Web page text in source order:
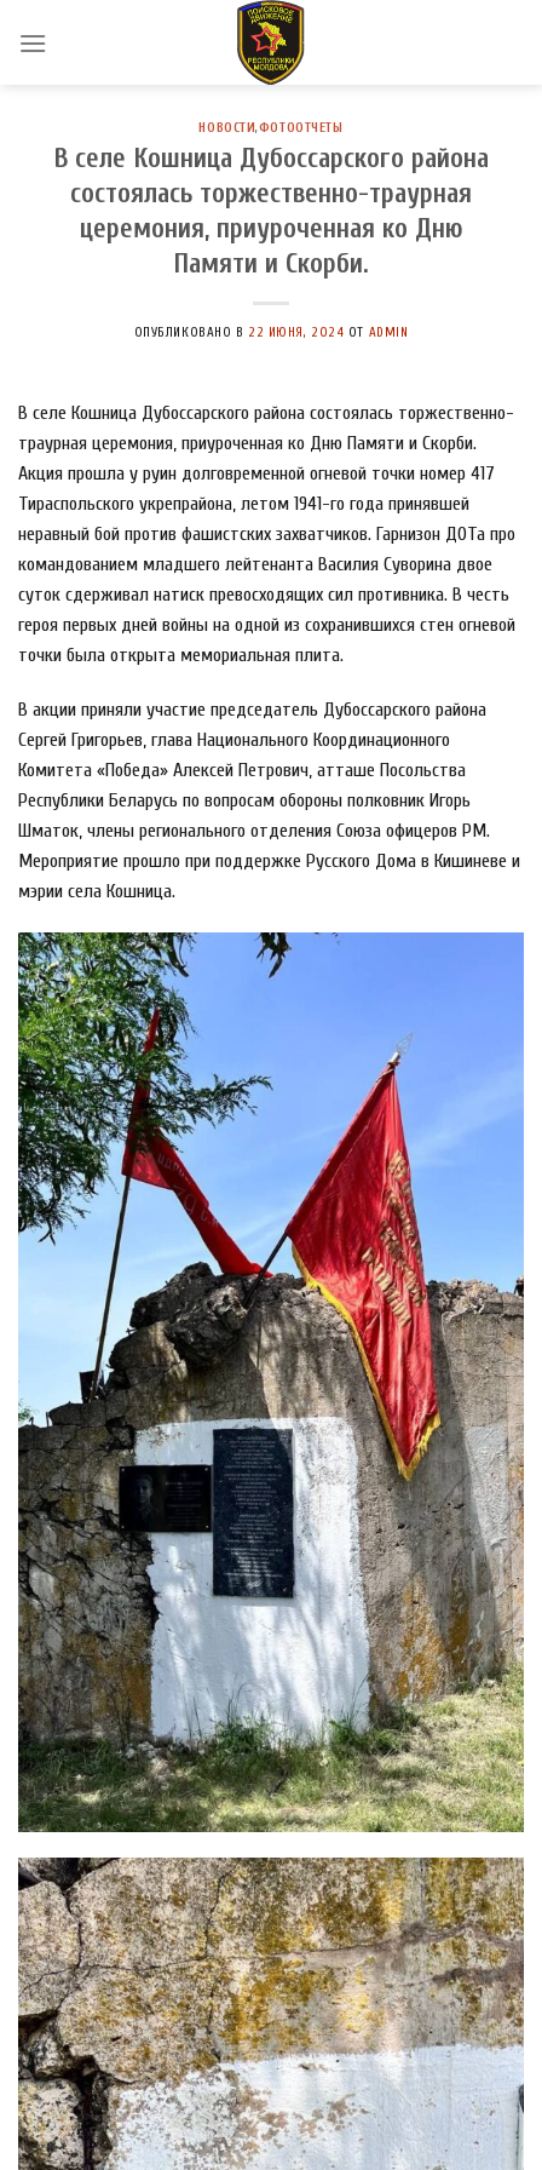
НОВОСТИ,ФОТООТЧЕТЫ
В селе Кошница Дубоссарского района
состоялась торжественно-траурная
церемония, приуроченная ко Дню
Памяти и Скорби.
ОПУБЛИКОВАНО В 22 ИЮНЯ, 2024 ОТ ADMIN
В селе Кошница Дубоссарского района состоялась торжественно-
траурная церемония, приуроченная ко Дню Памяти и Скорби.
Акция прошла у руин долговременной огневой точки номер 417
Тираспольского укрепрайона, летом 1941-го года принявшей
неравный бой против фашистских захватчиков. Гарнизон ДОТа про
командованием младшего лейтенанта Василия Суворина двое
суток сдерживал натиск превосходящих сил противника. В честь
героя первых дней войны на одной из сохранившихся стен огневой
точки была открыта мемориальная плита.
В акции приняли участие председатель Дубоссарского района
Сергей Григорьев, глава Национального Координационного
Комитета «Победа» Алексей Петрович, атташе Посольства
Республики Беларусь по вопросам обороны полковник Игорь
Шматок, члены регионального отделения Союза офицеров РМ.
Мероприятие прошло при поддержке Русского Дома в Кишиневе и
мэрии села Кошница.